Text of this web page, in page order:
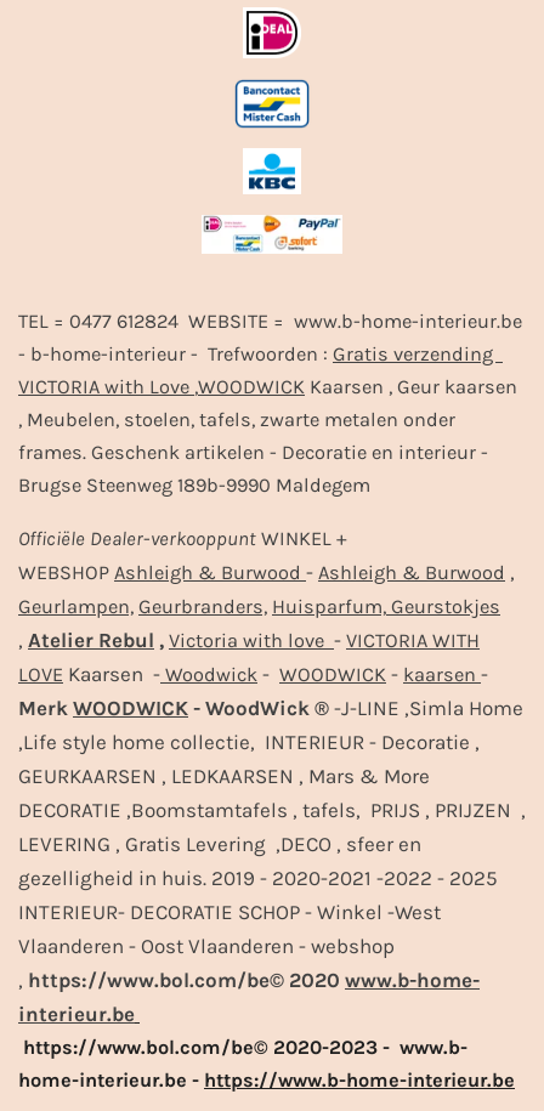
TEL = 0477 612824 WEBSITE = www.b-home-interieur.be
- b-home-interieur - Trefwoorden : Gratis verzending
VICTORIA with Love ,WOODWICK Kaarsen , Geur kaarsen
, Meubelen, stoelen, tafels, zwarte metalen onder
frames. Geschenk artikelen - Decoratie en interieur -
Brugse Steenweg 189b-9990 Maldegem
Officiële Dealer-verkooppunt WINKEL +
WEBSHOP Ashleigh & Burwood - Ashleigh & Burwood ,
Geurlampen, Geurbranders, Huisparfum, Geurstokjes
, Atelier Rebul , Victoria with love - VICTORIA WITH
LOVE Kaarsen - Woodwick - WOODWICK - kaarsen -
Merk WOODWICK - WoodWick ® -J-LINE ,Simla Home
,Life style home collectie, INTERIEUR - Decoratie ,
GEURKAARSEN , LEDKAARSEN , Mars & More
DECORATIE ,Boomstamtafels , tafels, PRIJS , PRIJZEN ,
LEVERING , Gratis Levering ,DECO , sfeer en
gezelligheid in huis. 2019 - 2020-2021 -2022 - 2025
INTERIEUR- DECORATIE SCHOP - Winkel -West
Vlaanderen - Oost Vlaanderen - webshop
, https://www.bol.com/be© 2020 www.b-home-
interieur.be
https://www.bol.com/be© 2020-2023 - www.b-
home-interieur.be - https://www.b-home-interieur.be